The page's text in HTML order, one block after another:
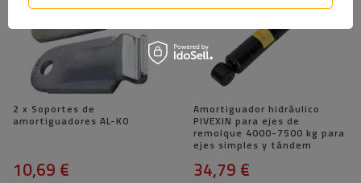
2 x Soportes de
amortiguadores AL-KO
10,69 €
Amortiguador hidráulico
PIVEXIN para ejes de
remolque 4000-7500 kg para
ejes simples y tándem
34,79 €